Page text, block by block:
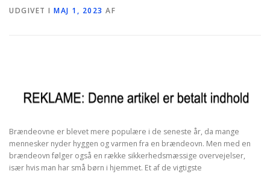
UDGIVET I MAJ 1, 2023 AF
Brændeovne er blevet mere populære i de seneste år, da mange
mennesker nyder hyggen og varmen fra en brændeovn. Men med en
brændeovn følger også en række sikkerhedsmæssige overvejelser,
især hvis man har små børn i hjemmet. Et af de vigtigste